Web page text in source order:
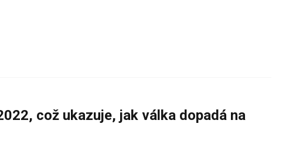
což ukazuje, jak válka dopadá na